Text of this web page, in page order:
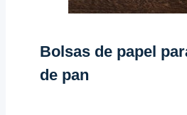
Bolsas de papel
de pan